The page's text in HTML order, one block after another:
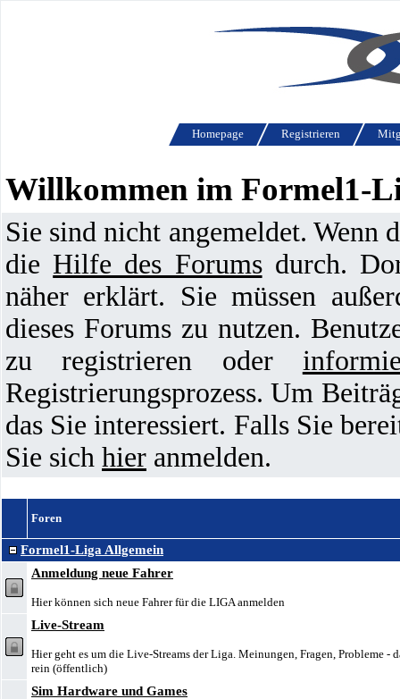
Homepage Registrieren
Willkommen im Formel1-
Sie sind nicht angemeldet. Wenn
die Hilfe des Forumsdurch.
näher erklärt. Sie müssen
dieses Forums zu nutzen.
zu registrieren oder
Registrierungsprozess. Um
das Sie interessiert. Falls Sie
Sie sich hier anmelden.
Foren
Formel1-Liga Allgemein
Anmeldung neue Fahrer
Hier können sich neue Fahrer für die LIGA anmelden
Live-Stream
Hier geht es um die Live-Streams der Liga. Meinungen, Fragen, Probleme -
rein (öffentlich)
Sim Hardware und Games